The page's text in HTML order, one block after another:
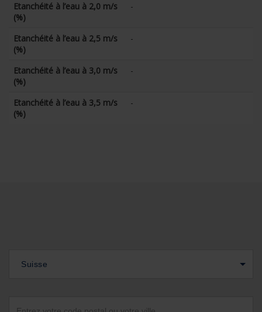
Etanchéité à l’eau à 2,0 m/s
(%)
-
Etanchéité à l’eau à 2,5 m/s
(%)
-
Etanchéité à l’eau à 3,0 m/s
(%)
-
Etanchéité à l’eau à 3,5 m/s
(%)
-
Suisse